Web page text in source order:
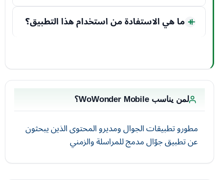
ما هي الاستفادة من استخدام هذا التطبيق؟
لمن يناسب WoWonder Mobile؟
مطورو تطبيقات الجوال ومديرو المحتوى الذين يبحثون
عن تطبيق جوّال مدمج للمراسلة والزمني